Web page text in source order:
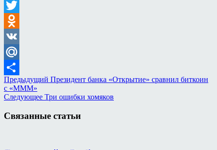
Facebook
Twitter
Odnoklassniki
VK
Mail.Ru
Отправить
Предыдущий Президент банка «Открытие» сравнил биткоин
с «МММ»
Следующее Три ошибки хомяков
Связанные статьи